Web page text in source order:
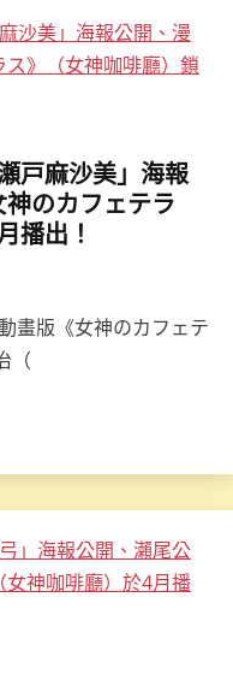
戸麻沙美」海報
のカフェテラ
播出！
畫版《女神のカフェテ
（